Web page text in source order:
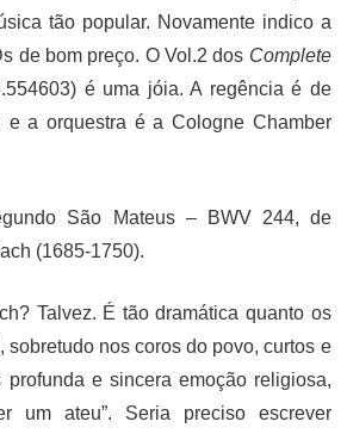
tão popular. Novamente indico a
de bom preço. O Vol.2 dos Complete
é uma jóia. A regência é de
e a orquestra é a Cologne Chamber
São Mateus – BWV 244, de
(1685-1750).
Talvez. É tão dramática quanto os
sobretudo nos coros do povo, curtos e
e sincera emoção religiosa,
um ateu”. Seria preciso escrever